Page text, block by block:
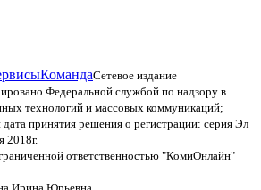
КомандаСетевое издание
Федеральной службой по надзору в
технологий и массовых коммуникаций;
принятия решения о регистрации: серия Эл
ответственностью "КомиОнлайн"